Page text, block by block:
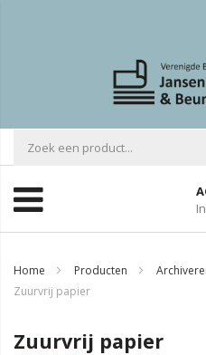
Home Producten
Zuurvrij papier
Zuurvrij papier